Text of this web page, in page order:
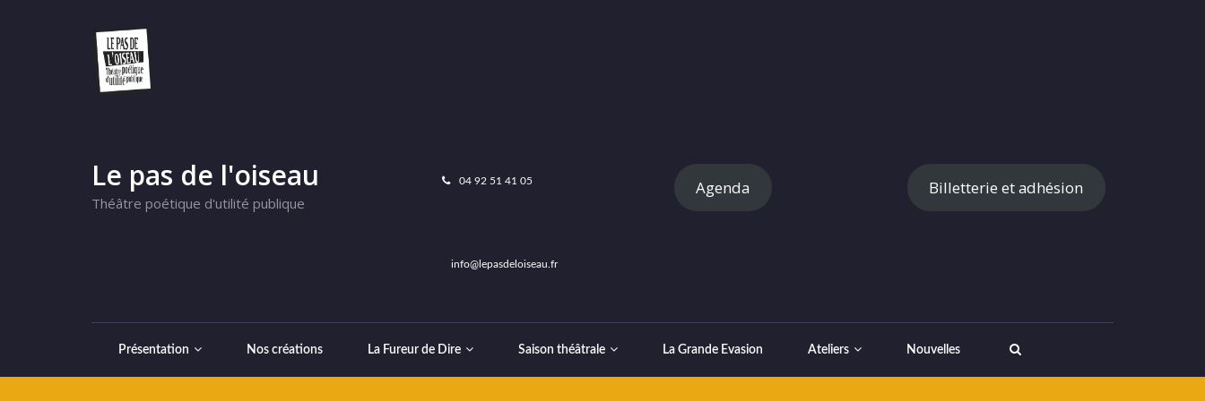
Le pas de l'oiseau
Théâtre poétique d'utilité publique
04 92 51 41 05 Agenda Billetterie et adhésion
info@lepasdeloiseau.fr
Présentation Nos créations La Fureur de Dire Saison théâtrale La Grande Evasion Ateliers Nouvelles